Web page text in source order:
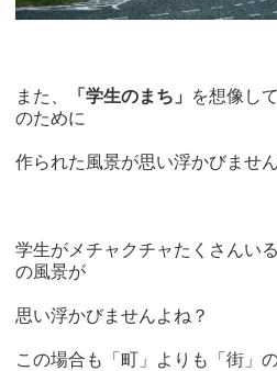
また、 「学生のまち」 を想像し
のために
作られた風景が思い浮かびませ
学生がメチャクチャたくさんい
の風景が
思い浮かびませんよね？
この場合も「町」よりも「街」